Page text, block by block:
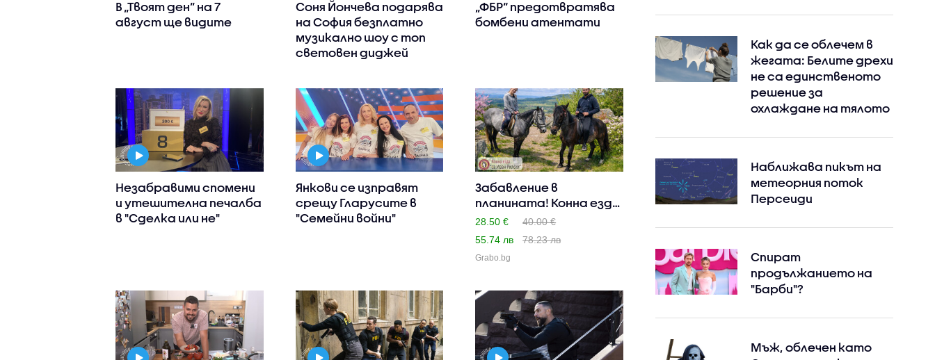
В „Твоят ден” на 7
август ще видите
Соня Йончева подарява
на София безплатно
музикално шоу с топ
световен диджей
„ФБР“ предотвратява
бомбени атентати
Незабравими спомени
и утешителна печалба
в "Сделка или не"
Янкови се изправят
срещу Гларусите в
"Семейни войни"
Забавление в
планината! Конна езда
в полите ..
28.50 €
40.00 €
55.74 лв
78.23 лв
Grabo.bg
Как да се облечем в
жегата: Белите дрехи
не са единственото
решение за
охлаждане на тялото
Наближава пикът на
метеорния поток
Персеиди
Спират
продължанието на
"Барби"?
Мъж, облечен като